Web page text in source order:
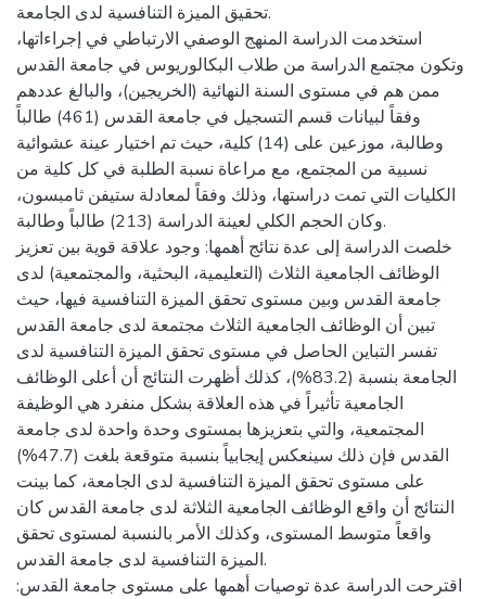
تحقيق الميزة التنافسية لدى الجامعة.
استخدمت الدراسة المنهج الوصفي الارتباطي في إجراءاتها،
وتكون مجتمع الدراسة من طلاب البكالوريوس في جامعة القدس
ممن هم في مستوى السنة النهائية (الخريجين)، والبالغ عددهم
وفقاً لبيانات قسم التسجيل في جامعة القدس (461) طالباً
وطالبة، موزعين على (14) كلية، حيث تم اختيار عينة عشوائية
نسبية من المجتمع، مع مراعاة نسبة الطلبة في كل كلية من
الكليات التي تمت دراستها، وذلك وفقاً لمعادلة ستيفن ثامبسون،
وكان الحجم الكلي لعينة الدراسة (213) طالباً وطالبة.
خلصت الدراسة إلى عدة نتائج أهمها: وجود علاقة قوية بين تعزيز
الوظائف الجامعية الثلاث (التعليمية، البحثية، والمجتمعية) لدى
جامعة القدس وبين مستوى تحقق الميزة التنافسية فيها، حيث
تبين أن الوظائف الجامعية الثلاث مجتمعة لدى جامعة القدس
تفسر التباين الحاصل في مستوى تحقق الميزة التنافسية لدى
الجامعة بنسبة (83.2%)، كذلك أظهرت النتائج أن أعلى الوظائف
الجامعية تأثيراً في هذه العلاقة بشكل منفرد هي الوظيفة
المجتمعية، والتي بتعزيزها بمستوى وحدة واحدة لدى جامعة
القدس فإن ذلك سينعكس إيجابياً بنسبة متوقعة بلغت (47.7%)
على مستوى تحقق الميزة التنافسية لدى الجامعة، كما بينت
النتائج أن واقع الوظائف الجامعية الثلاثة لدى جامعة القدس كان
واقعاً متوسط المستوى، وكذلك الأمر بالنسبة لمستوى تحقق
الميزة التنافسية لدى جامعة القدس.
اقترحت الدراسة عدة توصيات أهمها على مستوى جامعة القدس: